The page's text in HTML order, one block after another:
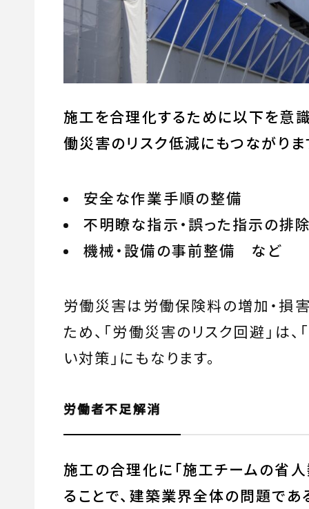
施工を合理化するために以下を意
働災害のリスク低減にもつながりま
安全な作業手順の整備
不明瞭な指示・誤った指示の排
機械・設備の事前整備 など
労働災害は労働保険料の増加・損
ため、「労働災害のリスク回避」は
い対策」にもなります。
労働者不足解消
施工の合理化に「施工チームの省
ることで、建築業界全体の問題で